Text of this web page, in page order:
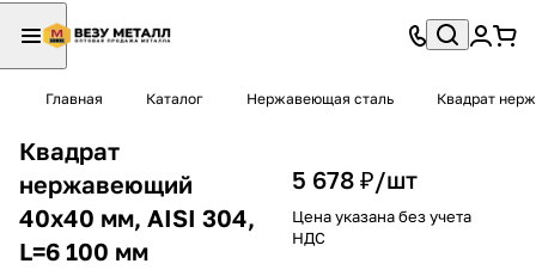
Главная Каталог Нержавеющая сталь Квадрат
Квадрат
нержавеющий
40х40 мм, AISI 304,
L=6 100 мм
5 678 ₽/шт
Цена указана без учета
НДС